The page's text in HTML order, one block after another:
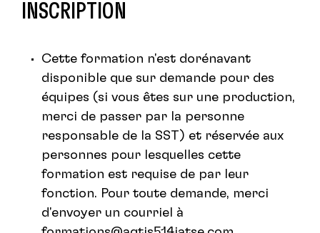
INSCRIPTION
Cette formation n'est dorénavant
disponible que sur demande pour des
équipes (si vous êtes sur une production,
merci de passer par la personne
responsable de la SST) et réservée aux
personnes pour lesquelles cette
formation est requise de par leur
fonction. Pour toute demande, merci
d'envoyer un courriel à